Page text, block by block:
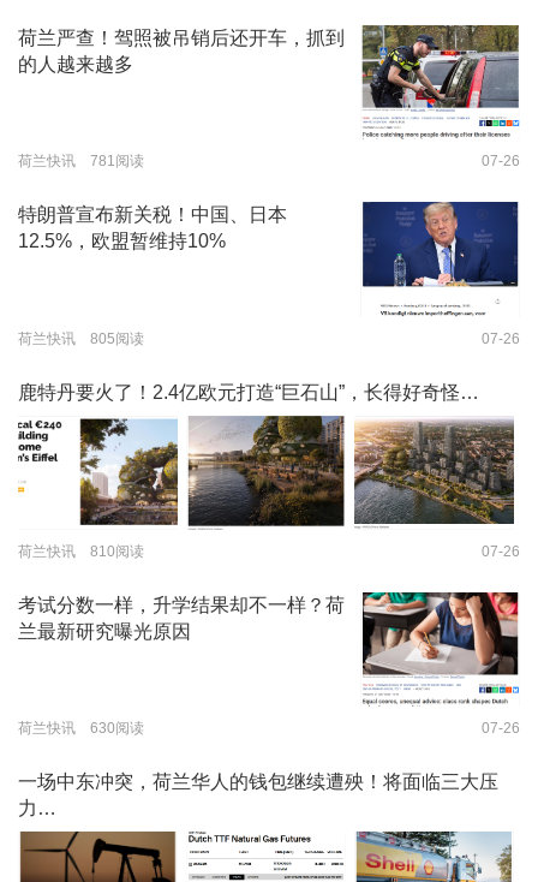
荷兰严查！驾照被吊销后还开车，抓到
的人越来越多
荷兰快讯 781阅读 07-26
特朗普宣布新关税！中国、日本
12.5%，欧盟暂维持10%
荷兰快讯 805阅读 07-26
鹿特丹要火了！2.4亿欧元打造“巨石山”，长得好奇怪…
荷兰快讯 810阅读 07-26
考试分数一样，升学结果却不一样？荷
兰最新研究曝光原因
荷兰快讯 630阅读 07-26
一场中东冲突，荷兰华人的钱包继续遭殃！将面临三大压
力…